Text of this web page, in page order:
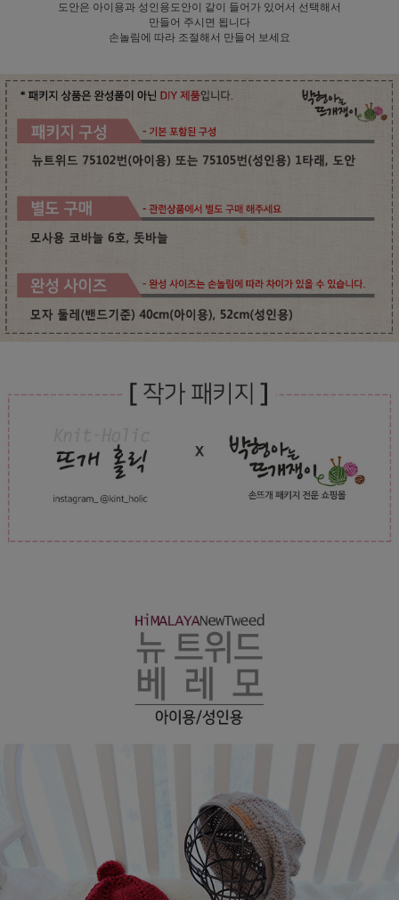
도안은 아이용과 성인용도안이 같이 들어가 있어서 선택해서
만들어 주시면 됩니다
손놀림에 따라 조절해서 만들어 보세요